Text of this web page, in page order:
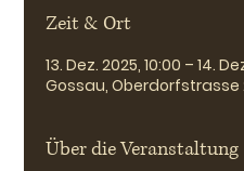
Zeit & Ort
13. Dez. 2025, 10:00 – 14.
Gossau, Oberdorfstrasse
Über die Veranstaltung